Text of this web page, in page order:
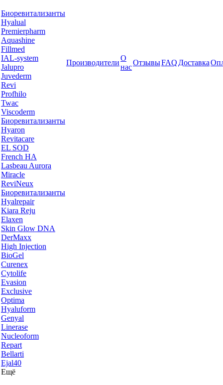
Биоревитализанты
Hyalual
Premierpharm
Aquashine
Fillmed
IAL-system
Jalupro
Juvederm
Revi
Profhilo
Twac
Viscoderm
Биоревитализанты
Hyaron
Revitacare
EL SOD
French HA
Lasbeau Aurora
Miracle
ReviNeux
Биоревитализанты
Hyalrepair
Kiara Reju
Elaxen
Skin Glow DNA
DerMaxx
High Injection
BioGel
Curenex
Cytolife
Evasion
Exclusive
Optima
Hyaluform
Genyal
Linerase
Nucleoform
Repart
Bellarti
Ejal40
Ещё
Производители
О
нас
ОтзывыFAQ Доставка